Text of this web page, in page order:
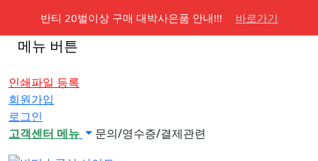
반티 20벌이상 구매 대박사은품 안내!!! 바로가기
메뉴 버튼
인쇄파일 등록
회원가입
로그인
고객센터 메뉴
문의/영수증/결제관련